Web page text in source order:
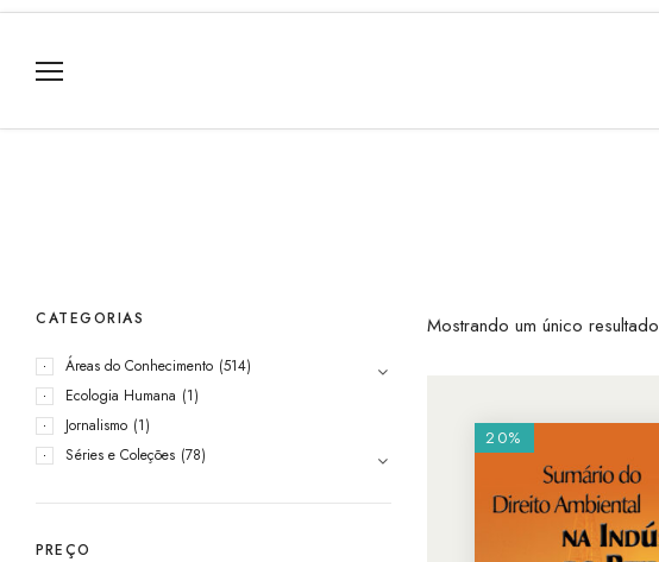
CATEGORIAS
Áreas do Conhecimento (514)
Ecologia Humana (1)
Jornalismo (1)
Séries e Coleções (78)
PREÇO
Mostrando um único resultado
20%